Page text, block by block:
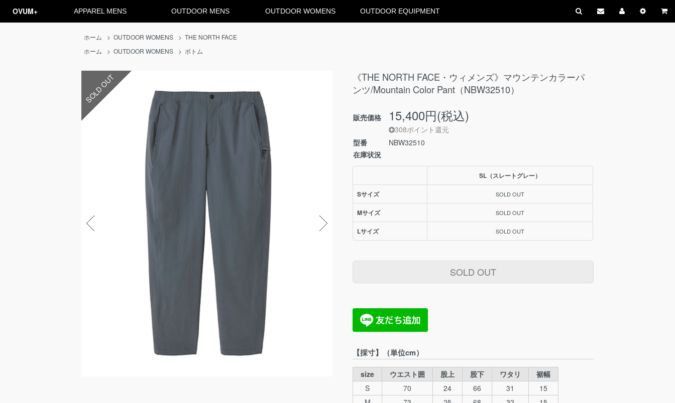
OVUM+ APPAREL MENS OUTDOOR MENS OUTDOOR WOMENS OUTDOOR EQUIPMENT
ホーム >OUTDOOR WOMENS >THE NORTH FACE
ホーム
>OUTDOOR WOMENS > ボトム
SOLD OUT
《THE NORTH FACE・ウィメンズ》マウンテンカラーパ
ンツ/Mountain Color Pant（NBW32510）
販売価格 15,400円(税込)
308ポイント還元
型番
NBW32510
在庫状況
SL（スレートグレー）
Sサイズ SOLD OUT
Mサイズ SOLD OUT
Lサイズ SOLD OUT
SOLD OUT
【採寸】（単位cm）
size ウエスト囲 股上 股下 ワタリ
裾幅
S
70 24 66 31
15